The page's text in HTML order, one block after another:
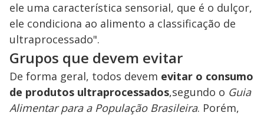
ele uma característica sensorial, que é o dulçor,
ele condiciona ao alimento a classificação de
ultraprocessado".
Grupos que devem evitar
De forma geral, todos devem evitar o consumo
de produtos ultraprocessados,segundo o Guia
Alimentar para a População Brasileira. Porém,